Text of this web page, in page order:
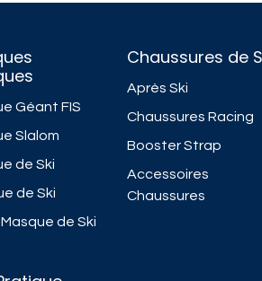
Géant FIS
Slalom
de Ski
de Ski
de Ski
Chaussures de
Après Ski
Chaussures Racing
Booster Strap
Accessoires
Chaussures